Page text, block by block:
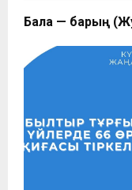
Бала — барың